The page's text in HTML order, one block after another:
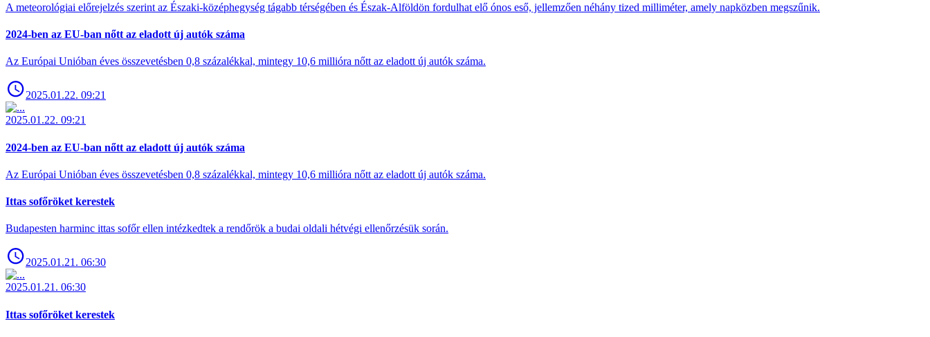
A meteorológiai előrejelzés szerint az Északi-középhegység tágabb térségében és Észak-Alföldön fordulhat elő ónos eső, jellemzően néhány tized milliméter, amely napközben megszűnik.
2024-ben az EU-ban nőtt az eladott új autók száma
Az Európai Unióban éves összevetésben 0,8 százalékkal, mintegy 10,6 millióra nőtt az eladott új autók száma.
2025.01.22. 09:21
2025.01.22. 09:21
2024-ben az EU-ban nőtt az eladott új autók száma
Az Európai Unióban éves összevetésben 0,8 százalékkal, mintegy 10,6 millióra nőtt az eladott új autók száma.
Ittas sofőröket kerestek
Budapesten harminc ittas sofőr ellen intézkedtek a rendőrök a budai oldali hétvégi ellenőrzésük során.
2025.01.21. 06:30
2025.01.21. 06:30
Ittas sofőröket kerestek